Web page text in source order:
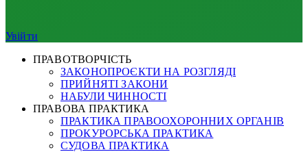
Увійти
ПРАВОТВОРЧІСТЬ
ЗАКОНОПРОЄКТИ НА РОЗГЛЯДІ
ПРИЙНЯТІ ЗАКОНИ
НАБУЛИ ЧИННОСТІ
ПРАВОВА ПРАКТИКА
ПРАКТИКА ПРАВООХОРОННИХ ОРГАНІВ
ПРОКУРОРСЬКА ПРАКТИКА
СУДОВА ПРАКТИКА